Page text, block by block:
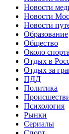
Новости
Новости
Новости
Образование
Общество
Около спорта
Отдых в
Отдых за
ПДД
Политика
Психология
Рынки
Сериалы